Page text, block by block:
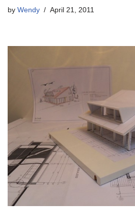
by Wendy April 21, 2011